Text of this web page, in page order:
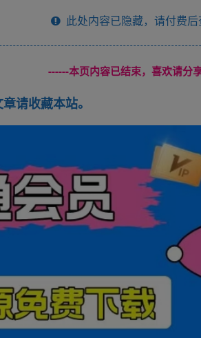
此处内容已隐藏，请付费后
------本页内容已结束，喜欢请分
请收藏本站。